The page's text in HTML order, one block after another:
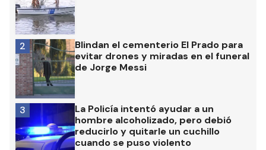
Blindan el cementerio El Prado para
evitar drones y miradas en el funeral
de Jorge Messi
2
La Policía intentó ayudar a un
hombre alcoholizado, pero debió
reducirlo y quitarle un cuchillo
cuando se puso violento
3